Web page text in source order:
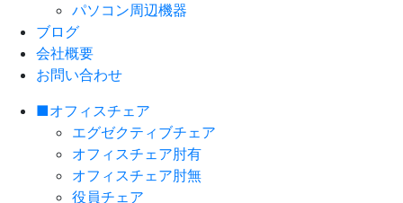
パソコン周辺機器
ブログ
会社概要
お問い合わせ
■オフィスチェア
エグゼクティブチェア
オフィスチェア肘有
オフィスチェア肘無
役員チェア